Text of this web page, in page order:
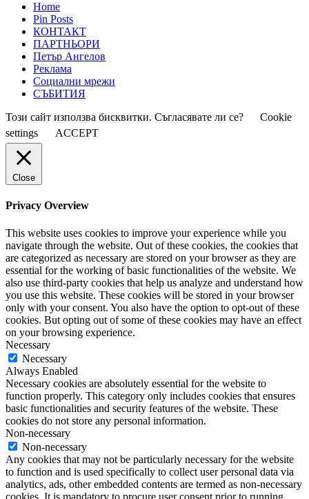
Home
Pin Posts
КОНТАКТ
ПАРТНЬОРИ
Петър Ангелов
Реклама
Социални мрежи
СЪБИТИЯ
Този сайт използва бисквитки. Съгласявате ли се?
Cookie
settings
ACCEPT
Close
Privacy Overview
This website uses cookies to improve your experience while you
navigate through the website. Out of these cookies, the cookies that
are categorized as necessary are stored on your browser as they are
essential for the working of basic functionalities of the website. We
also use third-party cookies that help us analyze and understand how
you use this website. These cookies will be stored in your browser
only with your consent. You also have the option to opt-out of these
cookies. But opting out of some of these cookies may have an effect
on your browsing experience.
Necessary
Necessary
Always Enabled
Necessary cookies are absolutely essential for the website to
function properly. This category only includes cookies that ensures
basic functionalities and security features of the website. These
cookies do not store any personal information.
Non-necessary
Non-necessary
Any cookies that may not be particularly necessary for the website
to function and is used specifically to collect user personal data via
analytics, ads, other embedded contents are termed as non-necessary
cookies. It is mandatory to procure user consent prior to running